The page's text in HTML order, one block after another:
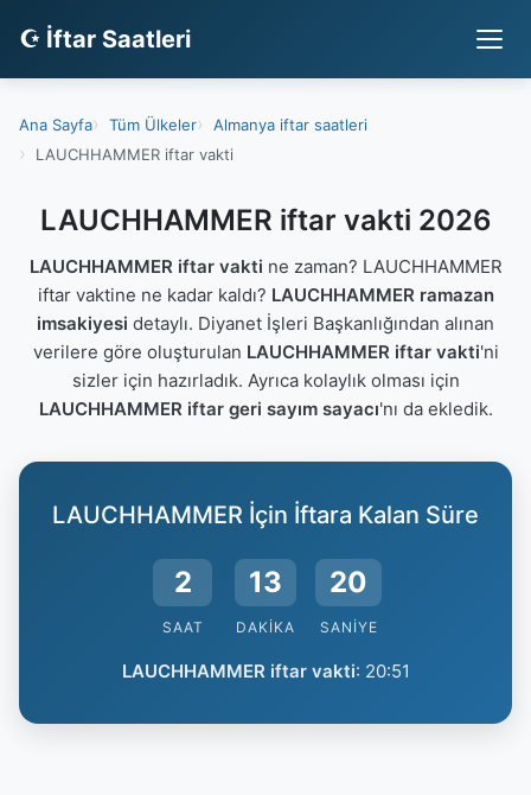
☪ İftar Saatleri
Ana Sayfa Tüm Ülkeler
Almanya iftar saatleri
LAUCHHAMMER iftar vakti
LAUCHHAMMER iftar vakti 2026
LAUCHHAMMER iftar vakti ne zaman? LAUCHHAMMER
iftar vaktine ne kadar kaldı? LAUCHHAMMER ramazan
imsakiyesi detaylı. Diyanet İşleri Başkanlığından alınan
verilere göre oluşturulan LAUCHHAMMER iftar vakti'ni
sizler için hazırladık. Ayrıca kolaylık olması için
LAUCHHAMMER iftar geri sayım sayacı'nı da ekledik.
LAUCHHAMMER İçin İftara Kalan Süre
2
SAAT
13
DAKIKA
19
SANIYE
LAUCHHAMMER iftar vakti: 20:51